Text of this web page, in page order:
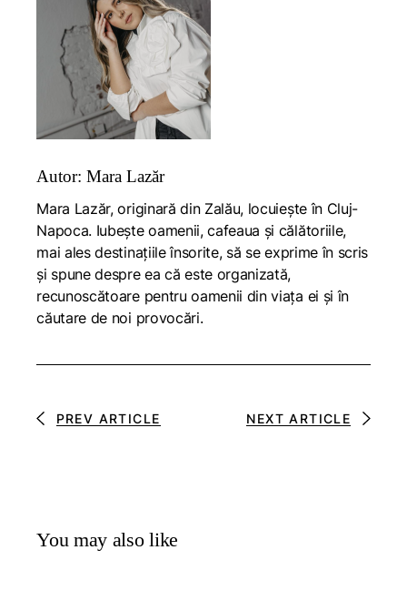
Autor: Mara Lazăr
Mara Lazăr, originară din Zalău, locuiește în Cluj-
Napoca. Iubește oamenii, cafeaua și călătoriile,
mai ales destinațiile însorite, să se exprime în scris
și spune despre ea că este organizată,
recunoscătoare pentru oamenii din viața ei și în
căutare de noi provocări.
PREV ARTICLE NEXT ARTICLE
You may also like